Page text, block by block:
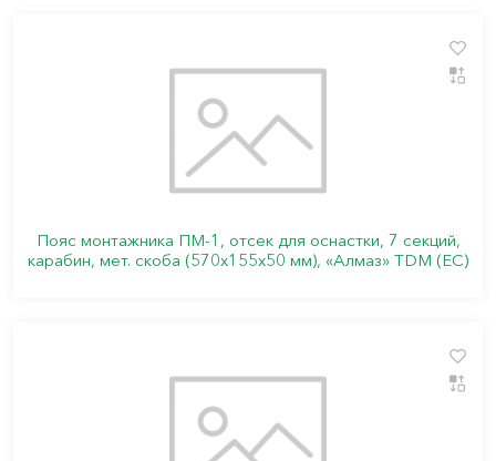
Пояс монтажника ПМ-1, отсек для оснастки, 7 секций,
карабин, мет. скоба (570х155х50 мм), «Алмаз» TDM (ЕС)